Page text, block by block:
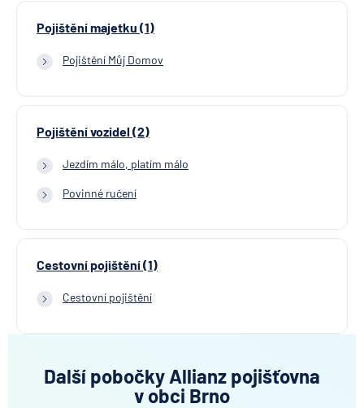
Pojištění majetku (1)
Pojištění Můj Domov
Pojištění vozidel (2)
Jezdím málo, platím málo
Povinné ručení
Cestovní pojištění (1)
Cestovní pojištění
Další pobočky Allianz pojišťovna
v obci Brno